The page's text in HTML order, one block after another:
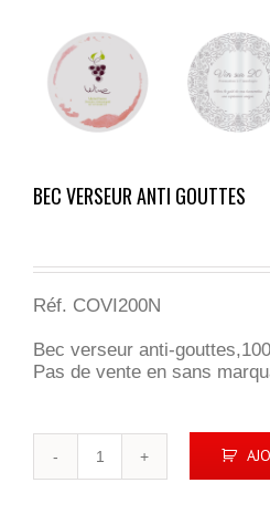
BEC VERSEUR ANTI GOUTTES
Réf. COVI200N
Bec verseur anti-
Pas de vente en sans